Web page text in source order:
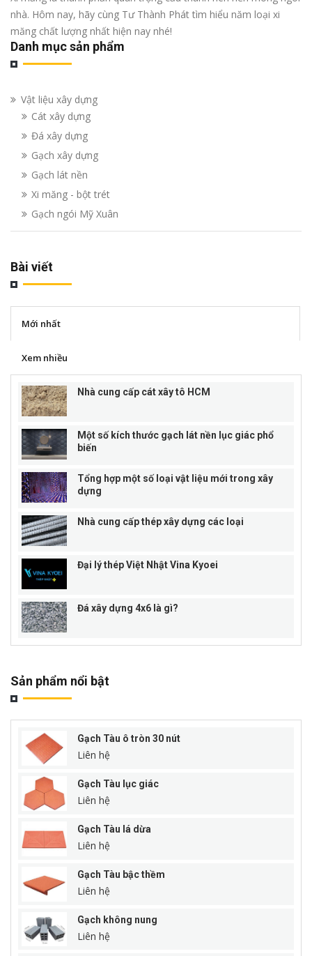
nhà. Hôm nay, hãy cùng Tư Thành Phát tìm hiểu năm loại xi
măng chất lượng nhất hiện nay nhé!
Danh mục sản phẩm
Vật liệu xây dựng
Cát xây dựng
Đá xây dựng
Gạch xây dựng
Gạch lát nền
Xi măng - bột trét
Gạch ngói Mỹ Xuân
Bài viết
Mới nhất
Xem nhiều
Nhà cung cấp cát xây tô HCM
Một số kích thước gạch lát nền lục giác phổ
biến
Tổng hợp một số loại vật liệu mới trong xây
dựng
Nhà cung cấp thép xây dựng các loại
Đại lý thép Việt Nhật Vina Kyoei
Đá xây dựng 4x6 là gì?
Sản phẩm nổi bật
Gạch Tàu ô tròn 30 nút
Liên hệ
Gạch Tàu lục giác
Liên hệ
Gạch Tàu lá dừa
Liên hệ
Gạch Tàu bậc thềm
Liên hệ
Gạch không nung
Liên hệ